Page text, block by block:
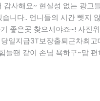
감사해요~ 현실성 없는 광고
니다.. 언니들의 시간 뺏지
좋은곳 찾으셔야죠~! 사진
지급3T보장출퇴근차최고
들땐 같이 손님 욕하구~맘